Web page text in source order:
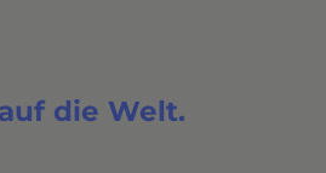
die Welt.